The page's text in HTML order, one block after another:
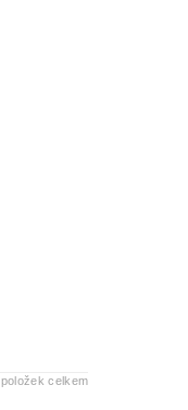
položek celkem